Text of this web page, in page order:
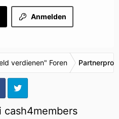
Anmelden
verdienen" Foren
cash4members